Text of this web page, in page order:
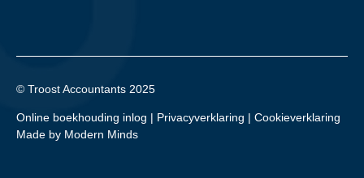
© Troost Accountants 2025
Online boekhouding inlog | Privacyverklaring | Cookieverklaring
Made by Modern Minds